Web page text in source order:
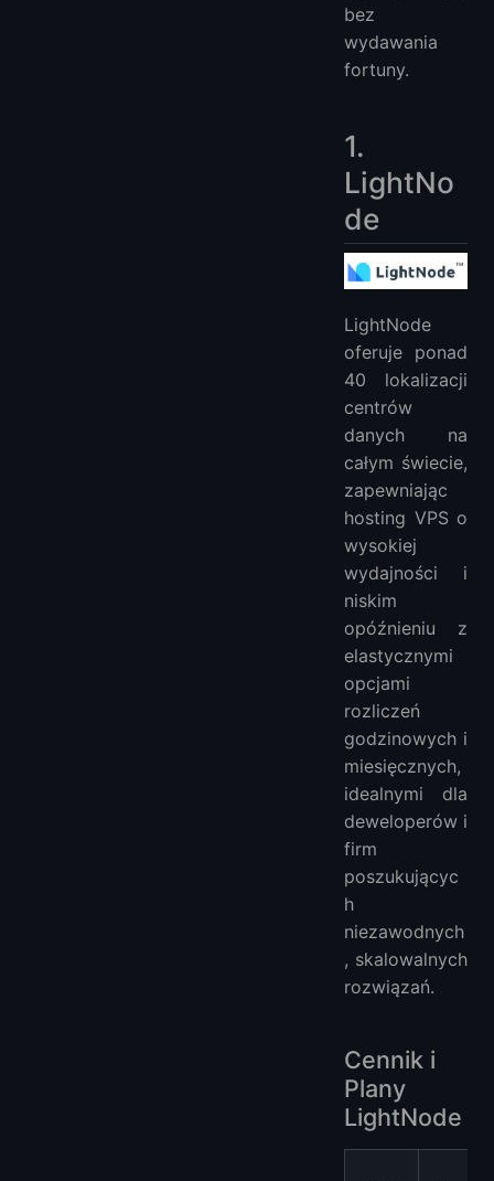
bez
wydawania
fortuny.
1.
LightNo
de
LightNode
oferuje ponad
40 lokalizacji
centrów
danych na
całym świecie,
zapewniając
hosting VPS o
wysokiej
wydajności i
niskim
opóźnieniu z
elastycznymi
opcjami
rozliczeń
godzinowych i
miesięcznych,
idealnymi dla
deweloperów i
firm
poszukującyc
h
niezawodnych
, skalowalnych
rozwiązań.
Cennik i
Plany
LightNode